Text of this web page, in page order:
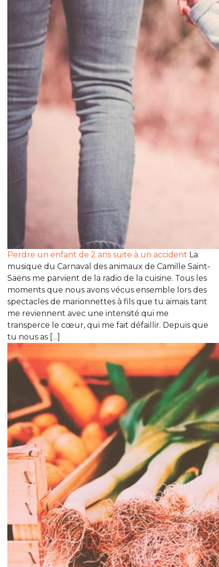
Perdre un enfant de 2 ans suite à un accident La
musique du Carnaval des animaux de Camille Saint-
Saëns me parvient de la radio de la cuisine. Tous les
moments que nous avons vécus ensemble lors des
spectacles de marionnettes à fils que tu aimais tant
me reviennent avec une intensité qui me
transperce le cœur, qui me fait défaillir. Depuis que
tu nous as […]